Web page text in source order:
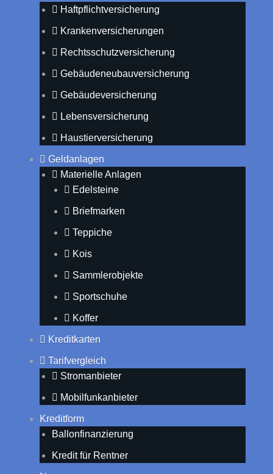
Haftpflichtversicherung
Krankenversicherungen
Rechtsschutzversicherung
Gebäudeneubauversicherung
Gebäudeversicherung
Lebensversicherung
Haustierversicherung
Geldanlagen
Materielle Anlagen
Edelsteine
Briefmarken
Teppiche
Kois
Sammlerobjekte
Sportschuhe
Koffer
Kreditkarten
Tarifvergleich
Stromanbieter
Mobilfunkanbieter
Kreditform
Ballonfinanzierung
Kredit für Rentner